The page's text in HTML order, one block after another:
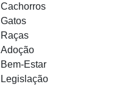
Cachorros
Gatos
Raças
Adoção
Bem-Estar
Legislação